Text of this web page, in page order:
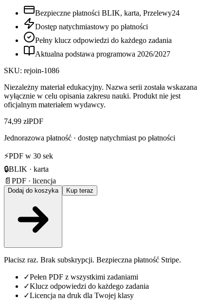
Bezpieczne płatności BLIK, karta, Przelewy24
Dostęp natychmiastowy po płatności
Pełny klucz odpowiedzi do każdego zadania
Aktualna podstawa programowa 2026/2027
SKU: rejoin-1086
Niezależny materiał edukacyjny. Nazwa serii została wskazana
wyłącznie w celu opisania zakresu nauki. Produkt nie jest
oficjalnym materiałem wydawcy.
74,99 złPDF
Jednorazowa płatność · dostęp natychmiast po płatności
⚡PDF w 30 sek
🔒BLIK · karta
📄 PDF · licencja
Dodaj do koszyka Kup teraz
Płacisz raz. Brak subskrypcji. Bezpieczna płatność Stripe.
✓Pełen PDF z wszystkimi zadaniami
✓Klucz odpowiedzi do każdego zadania
✓Licencja na druk dla Twojej klasy